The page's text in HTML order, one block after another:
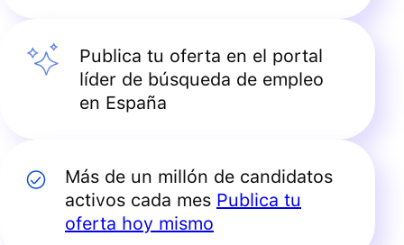
Publica tu oferta en el portal
líder de búsqueda de empleo
en España
Más de un millón de candidatos
activos cada mes Publica tu
oferta hoy mismo